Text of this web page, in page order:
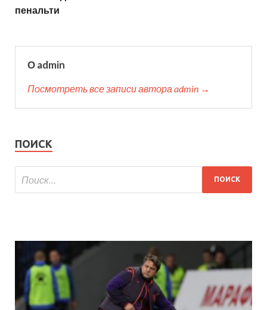
пенальти
О admin
Посмотреть все записи автора admin →
ПОИСК